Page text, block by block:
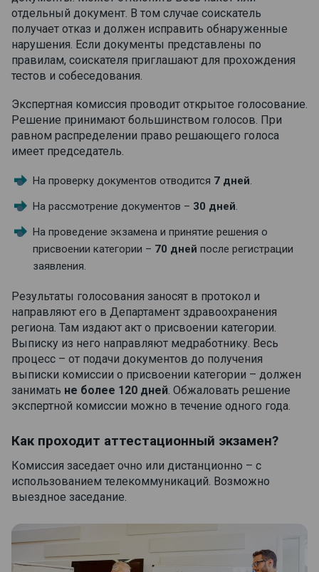
отдельный документ. В том случае соискатель
получает отказ и должен исправить обнаруженные
нарушения. Если документы представлены по
правилам, соискателя приглашают для прохождения
тестов и собеседования.
Экспертная комиссия проводит открытое голосование.
Решение принимают большинством голосов. При
равном распределении право решающего голоса
имеет председатель.
На проверку документов отводится 7 дней.
На рассмотрение документов – 30 дней.
На проведение экзамена и принятие решения о
присвоении категории – 70 дней после регистрации
заявления.
Результаты голосования заносят в протокол и
направляют его в Департамент здравоохранения
региона. Там издают акт о присвоении категории.
Выписку из него направляют медработнику. Весь
процесс – от подачи документов до получения
выписки комиссии о присвоении категории – должен
занимать не более 120 дней. Обжаловать решение
экспертной комиссии можно в течение одного года.
Как проходит аттестационный экзамен?
Комиссия заседает очно или дистанционно – с
использованием телекоммуникаций. Возможно
выездное заседание.